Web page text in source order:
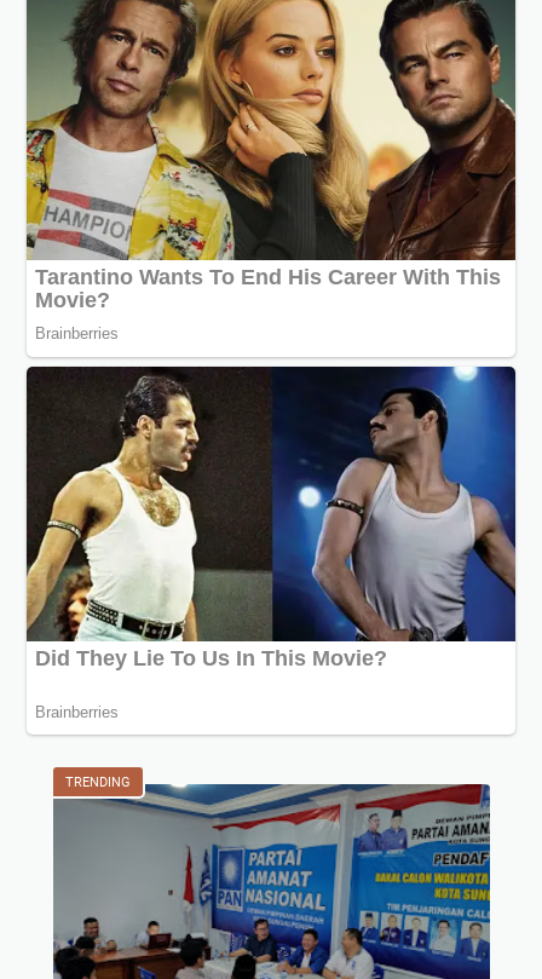
TRENDING